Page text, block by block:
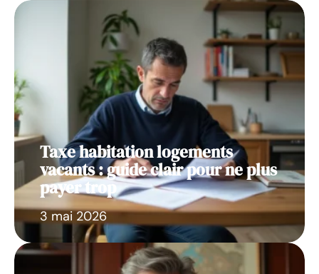
Taxe habitation logements
vacants : guide clair pour ne plus
payer trop
3 mai 2026